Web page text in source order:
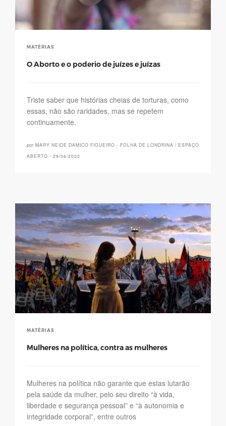
MATÉRIAS
O Aborto e o poderio de juízes e juízas
Triste saber que histórias cheias de torturas, como
essas, não são raridades, mas se repetem
continuamente.
por MARY NEIDE DAMICO FIGUEIRO - FOLHA DE LONDRINA / ESPAÇO
ABERTO - 29/06/2022
MATÉRIAS
Mulheres na política, contra as mulheres
Mulheres na política não garante que estas lutarão
pela saúde da mulher, pelo seu direito “à vida,
liberdade e segurança pessoal” e “à autonomia e
integridade corporal”, entre outros